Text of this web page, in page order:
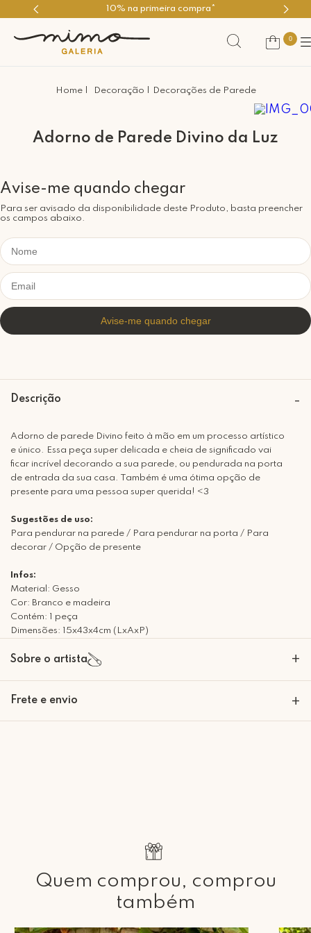
10% na primeira compra*
0
Decoração Decorações de Parede
Adorno de Parede Divino da Luz
Para ser avisado da disponibilidade deste Produto, basta preencher
os campos abaixo.
Descrição
Adorno de parede Divino feito à mão em um processo artístico
e único. Essa peça super delicada e cheia de significado vai
ficar incrível decorando a sua parede, ou pendurada na porta
de entrada da sua casa. Também é uma ótima opção de
presente para uma pessoa super querida! <3
Sugestões de uso:
Para pendurar na parede / Para pendurar na porta / Para
decorar / Opção de presente
Infos:
Material: Gesso
Cor: Branco e madeira
Contém: 1 peça
Dimensões: 15x43x4cm (LxAxP)
Sobre o artista +
Frete e envio +
Quem comprou, comprou
também